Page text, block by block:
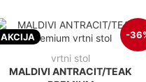
AKCIJA -
vrtni stol
MALDIVI ANTRACIT/TEAK